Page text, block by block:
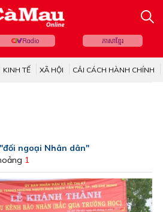
Radio ភាសាខ្មែរ
KINH TẾ XÃ HỘI CẢI CÁCH HÀNH CHÍNH
"đối ngoại Nhân dân"
1